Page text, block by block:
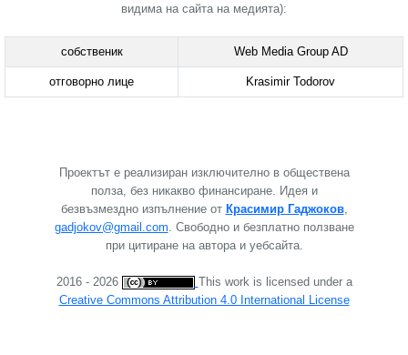
видима на сайта на медията):
собственик Web Media Group AD
отговорно лице Krasimir Todorov
Проектът е реализиран изключително в обществена
полза, без никакво финансиране. Идея и
безвъзмездно изпълнение от Красимир Гаджоков,
gadjokov@gmail.com. Свободно и безплатно ползване
при цитиране на автора и уебсайта.
2016 - 2026
This work is licensed under a
Creative Commons Attribution 4.0 International License